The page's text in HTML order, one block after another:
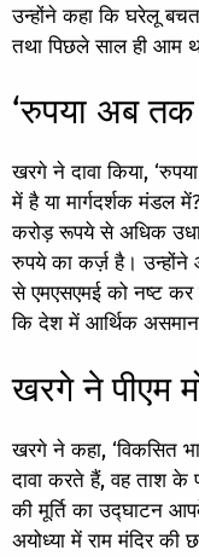
उन्होंने कहा कि घरेलू
तथा पिछले साल ही आम
‘रुपया अब
खरगे ने दावा किया,
में है या मार्गदर्शक मंडल
करोड़ रूपये से अधिक
रुपये का कर्ज़ है। उन्होंने
से एमएसएमई को नष्ट कर
कि देश में आर्थिक
खरगे ने पीएम
खरगे ने कहा, ‘विकसित
दावा करते हैं, वह ताश के
की मूर्ति का उद्घाटन
अयोध्या में राम मंदिर